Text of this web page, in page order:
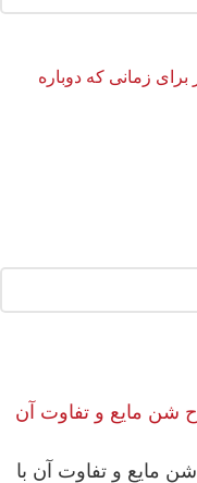
زمانی که دوباره
مایع و تفاوت آن با